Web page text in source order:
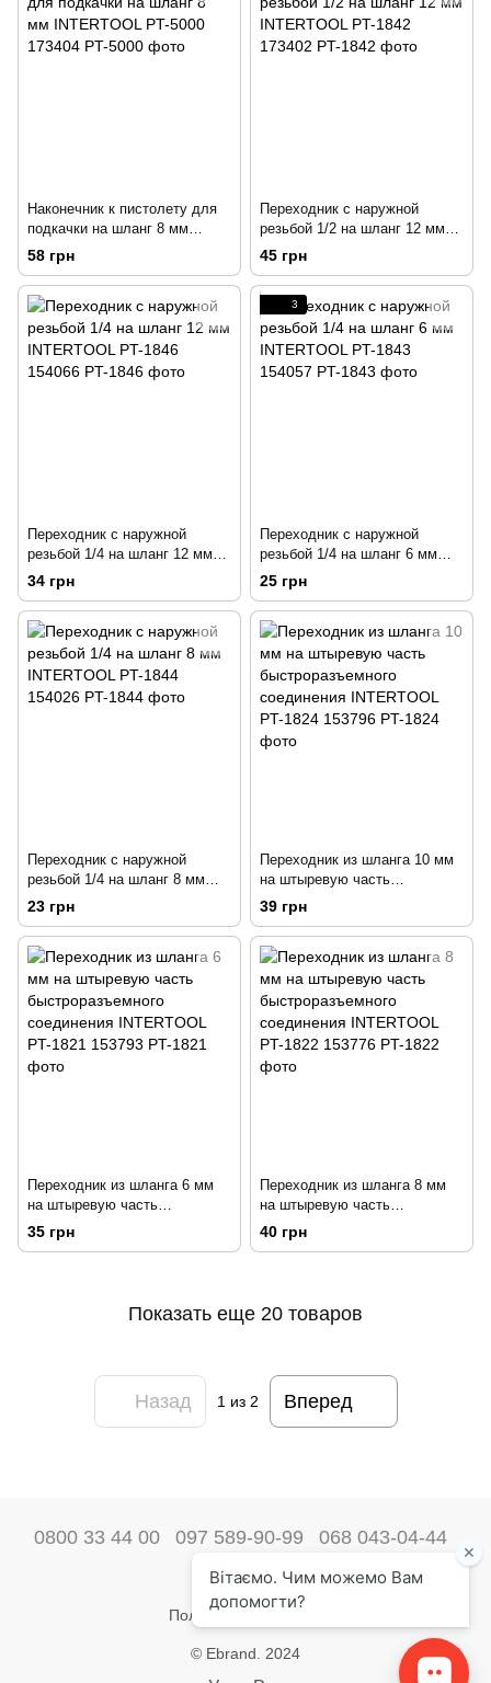
Наконечник к пистолету для
подкачки на шланг 8 мм
INTERTOOL PT-5000 173404
58 грн
Переходник с наружной
резьбой 1/2 на шланг 12 мм
INTERTOOL PT-1842 173402
45 грн
Переходник с наружной
резьбой 1/4 на шланг 12 мм
INTERTOOL PT-1846 154066
34 грн
3
Переходник с наружной
резьбой 1/4 на шланг 6 мм
INTERTOOL PT-1843 154057
25 грн
Переходник с наружной
резьбой 1/4 на шланг 8 мм
INTERTOOL PT-1844 154026
23 грн
Переходник из шланга 10 мм
на штыревую часть
быстроразъемного
соединения INTERTOOL PT-
1824 153796
39 грн
Переходник из шланга 6 мм
на штыревую часть
быстроразъемного
соединения INTERTOOL PT-
35 грн
Переходник из шланга 8 мм
на штыревую часть
быстроразъемного
соединения INTERTOOL PT-
40 грн
Показать еще 20 товаров
Назад 1из 2 Вперед
0800 33 44 00 097 589-90-99 068 043-04-44
Наши контакты
Полная версия сайта
© Ebrand. 2024